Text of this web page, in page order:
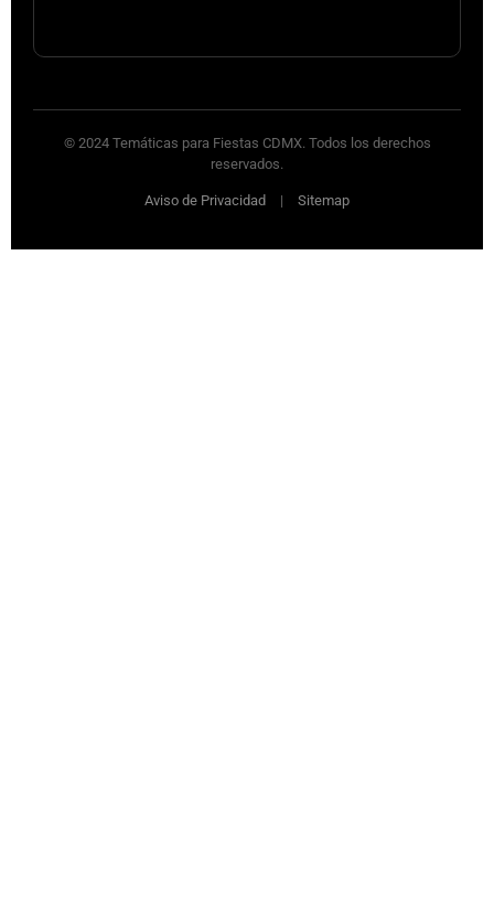
© 2024 Temáticas para Fiestas CDMX. Todos los derechos
reservados.
Aviso de Privacidad | Sitemap